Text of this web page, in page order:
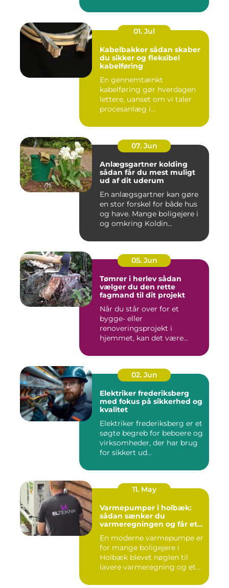
01. Jul
Kabelbakker sådan skaber
du sikker og fleksibel
kabelføring
En gennemtænkt
kabelføring gør hverdagen
lettere, uanset om vi taler
procesanlæg i
07. Jun
Anlægsgartner kolding
sådan får du mest muligt
ud af dit uderum
En anlægsgartner kan gøre
en stor forskel for både hus
og have. Mange boligejere i
og omkring Koldin...
05. Jun
Tømrer i herlev sådan
vælger du den rette
fagmand til dit projekt
Når du står over for et
bygge- eller
renoveringsprojekt i
hjemmet, kan det være
02. Jun
Elektriker frederiksberg
med fokus på sikkerhed og
kvalitet
Elektriker frederiksberg er et
søgte begreb for beboere og
virksomheder, der har brug
for sikkert ud...
11. May
Varmepumper i holbæk:
sådan sænker du
varmeregningen og får et
En moderne varmepumpe er
for mange boligejere i
Holbæk blevet nøglen til
lavere varmeregning og et